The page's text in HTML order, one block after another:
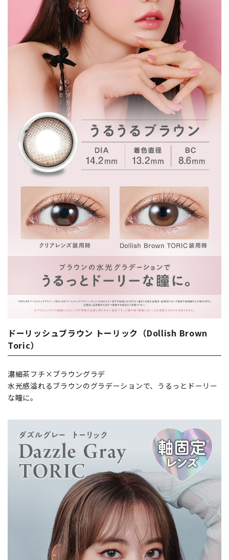
ドーリッシュブラウン トーリック（Dollish Brown
Toric）
濃細茶フチ×ブラウングラデ
水光感溢れるブラウンのグラデーションで、うるっとドーリー
な瞳に。